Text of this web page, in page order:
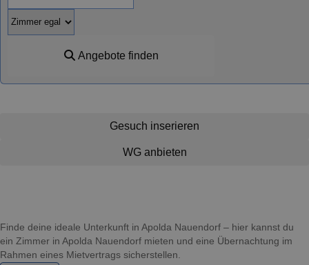
Angebote finden
Gesuch inserieren
WG anbieten
Finde deine ideale Unterkunft in Apolda Nauendorf – hier kannst du
ein Zimmer in Apolda Nauendorf mieten und eine Übernachtung im
Rahmen eines Mietvertrags sicherstellen.